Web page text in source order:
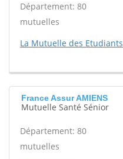
Département: 80
mutuelles
La Mutuelle des Etudiants
France Assur AMIENS
Mutuelle Santé Sénior
Département: 80
mutuelles